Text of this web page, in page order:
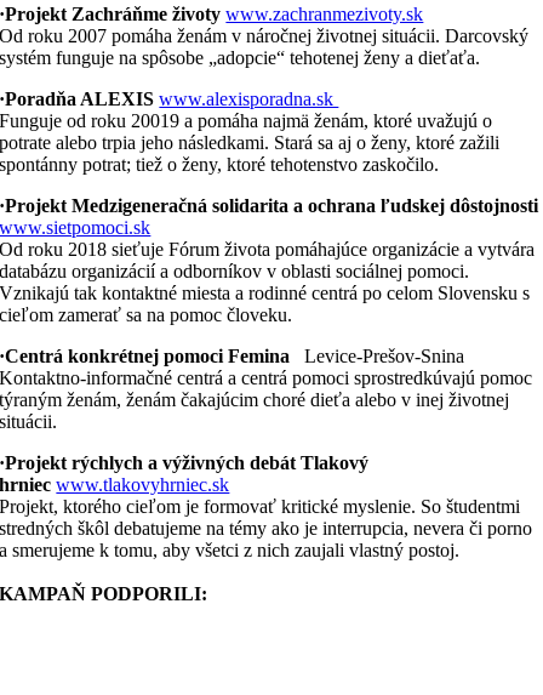
·Projekt Zachráňme životy www.zachranmezivoty.sk
Od roku 2007 pomáha ženám v náročnej životnej situácii. Darcovský
systém funguje na spôsobe „adopcie“ tehotenej ženy a dieťaťa.
·Poradňa ALEXIS www.alexisporadna.sk
Funguje od roku 20019 a pomáha najmä ženám, ktoré uvažujú o
potrate alebo trpia jeho následkami. Stará sa aj o ženy, ktoré zažili
spontánny potrat; tiež o ženy, ktoré tehotenstvo zaskočilo.
·Projekt Medzigeneračná solidarita a ochrana ľudskej dôstojnosti
www.sietpomoci.sk
Od roku 2018 sieťuje Fórum života pomáhajúce organizácie a vytvára
databázu organizácií a odborníkov v oblasti sociálnej pomoci.
Vznikajú tak kontaktné miesta a rodinné centrá po celom Slovensku s
cieľom zamerať sa na pomoc človeku.
·Centrá konkrétnej pomoci Femina Levice-Prešov-Snina
Kontaktno-informačné centrá a centrá pomoci sprostredkúvajú pomoc
týraným ženám, ženám čakajúcim choré dieťa alebo v inej životnej
situácii.
·Projekt rýchlych a výživných debát Tlakový
hrniec www.tlakovyhrniec.sk
Projekt, ktorého cieľom je formovať kritické myslenie. So študentmi
stredných škôl debatujeme na témy ako je interrupcia, nevera či porno
a smerujeme k tomu, aby všetci z nich zaujali vlastný postoj.
KAMPAŇ PODPORILI: